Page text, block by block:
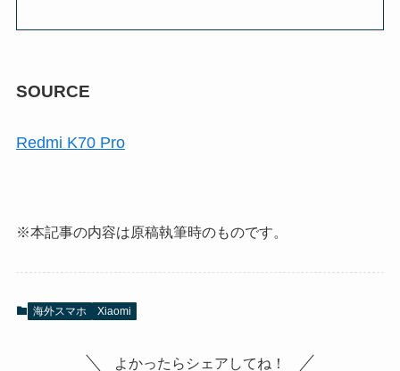
SOURCE
Redmi K70 Pro
※本記事の内容は原稿執筆時のものです。
海外スマホ Xiaomi
よかったらシェアしてね！